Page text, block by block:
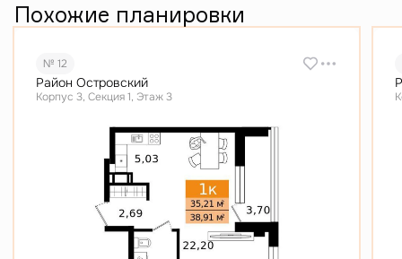
Похожие планировки
№ 12
Район Островский
Корпус 3, Секция 1, Этаж 3